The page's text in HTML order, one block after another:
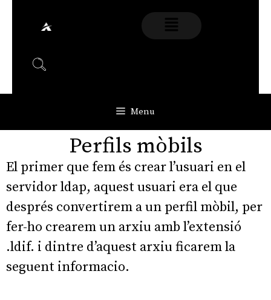
Menu
Perfils mòbils
El primer que fem és crear l’usuari en el
servidor ldap, aquest usuari era el que
després convertirem a un perfil mòbil, per
fer-ho crearem un arxiu amb l’extensió
.ldif. i dintre d’aquest arxiu ficarem la
seguent informacio.